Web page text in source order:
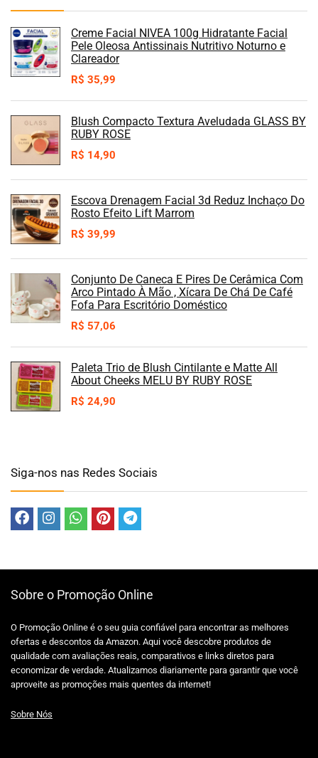
Creme Facial NIVEA 100g Hidratante Facial
Pele Oleosa Antissinais Nutritivo Noturno e
Clareador
R$ 35,99
Blush Compacto Textura Aveludada GLASS BY
RUBY ROSE
R$ 14,90
Escova Drenagem Facial 3d Reduz Inchaço Do
Rosto Efeito Lift Marrom
R$ 39,99
Conjunto De Caneca E Pires De Cerâmica Com
Arco Pintado À Mão , Xícara De Chá De Café
Fofa Para Escritório Doméstico
R$ 57,06
Paleta Trio de Blush Cintilante e Matte All
About Cheeks MELU BY RUBY ROSE
R$ 24,90
Siga-nos nas Redes Sociais
Sobre o Promoção Online
O Promoção Online é o seu guia confiável para encontrar as melhores
ofertas e descontos da Amazon. Aqui você descobre produtos de
qualidade com avaliações reais, comparativos e links diretos para
economizar de verdade. Atualizamos diariamente para garantir que você
aproveite as promoções mais quentes da internet!
Sobre Nós